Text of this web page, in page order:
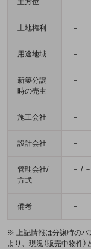
主方位 －
土地権利 －
用途地域 －
新築分譲
時の売主
－
施工会社 －
設計会社 －
管理会社/
方式
－ / －
備考 －
※ 上記情報は分譲時のパ
より、現況（販売中物件